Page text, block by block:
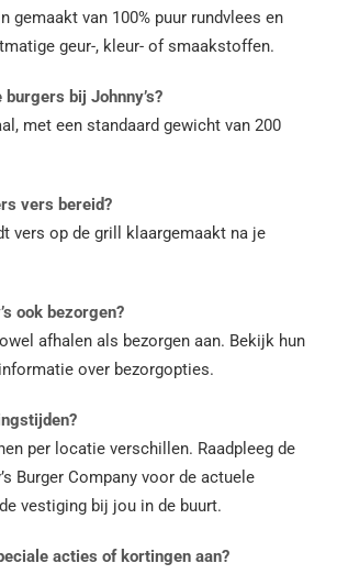
gemaakt van 100% puur rundvlees en
geur-, kleur- of smaakstoffen.
bij Johnny’s?
met een standaard gewicht van 200
vers bereid?
vers op de grill klaargemaakt na je
ook bezorgen?
afhalen als bezorgen aan. Bekijk hun
over bezorgopties.
per locatie verschillen. Raadpleeg de
Burger Company voor de actuele
vestiging bij jou in de buurt.
acties of kortingen aan?